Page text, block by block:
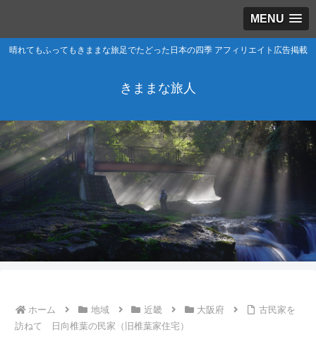
MENU
晴れてもふってもきままな旅足でたどった日本の四季 アフィリエイト広告掲載
きままな旅人
ホーム 地域 近畿 大阪府
古民家を
訪ねて 日向椎葉の民家（旧椎葉家住宅）